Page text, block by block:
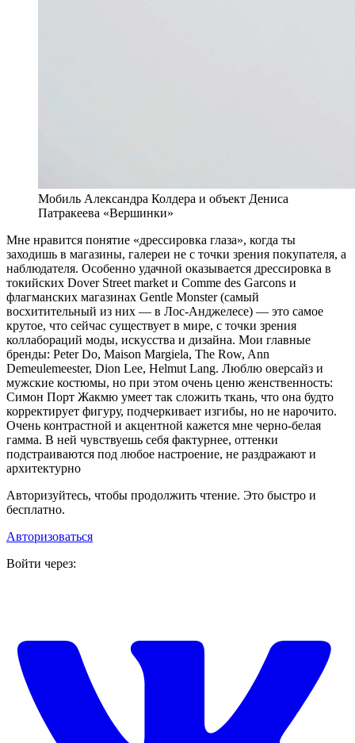
Мобиль Александра Колдера и объект Дениса
Патракеева «Вершинки»
Мне нравится понятие «дрессировка глаза», когда ты
заходишь в магазины, галереи не с точки зрения покупателя, а
наблюдателя. Особенно удачной оказывается дрессировка в
токийских Dover Street market и Comme des Garcons и
флагманских магазинах Gentle Monster (самый
восхитительный из них — в Лос-Анджелесе) — это самое
крутое, что сейчас существует в мире, с точки зрения
коллабораций моды, искусства и дизайна. Мои главные
бренды: Peter Do, Maison Margiela, The Row, Ann
Demeulemeester, Dion Lee, Helmut Lang. Люблю оверсайз и
мужские костюмы, но при этом очень ценю женственность:
Симон Порт Жакмю умеет так сложить ткань, что она будто
корректирует фигуру, подчеркивает изгибы, но не нарочито.
Очень контрастной и акцентной кажется мне черно-белая
гамма. В ней чувствуешь себя фактурнее, оттенки
подстраиваются под любое настроение, не раздражают и
архитектурно
Авторизуйтесь, чтобы продолжить чтение. Это быстро и
бесплатно.
Авторизоваться
Войти через: